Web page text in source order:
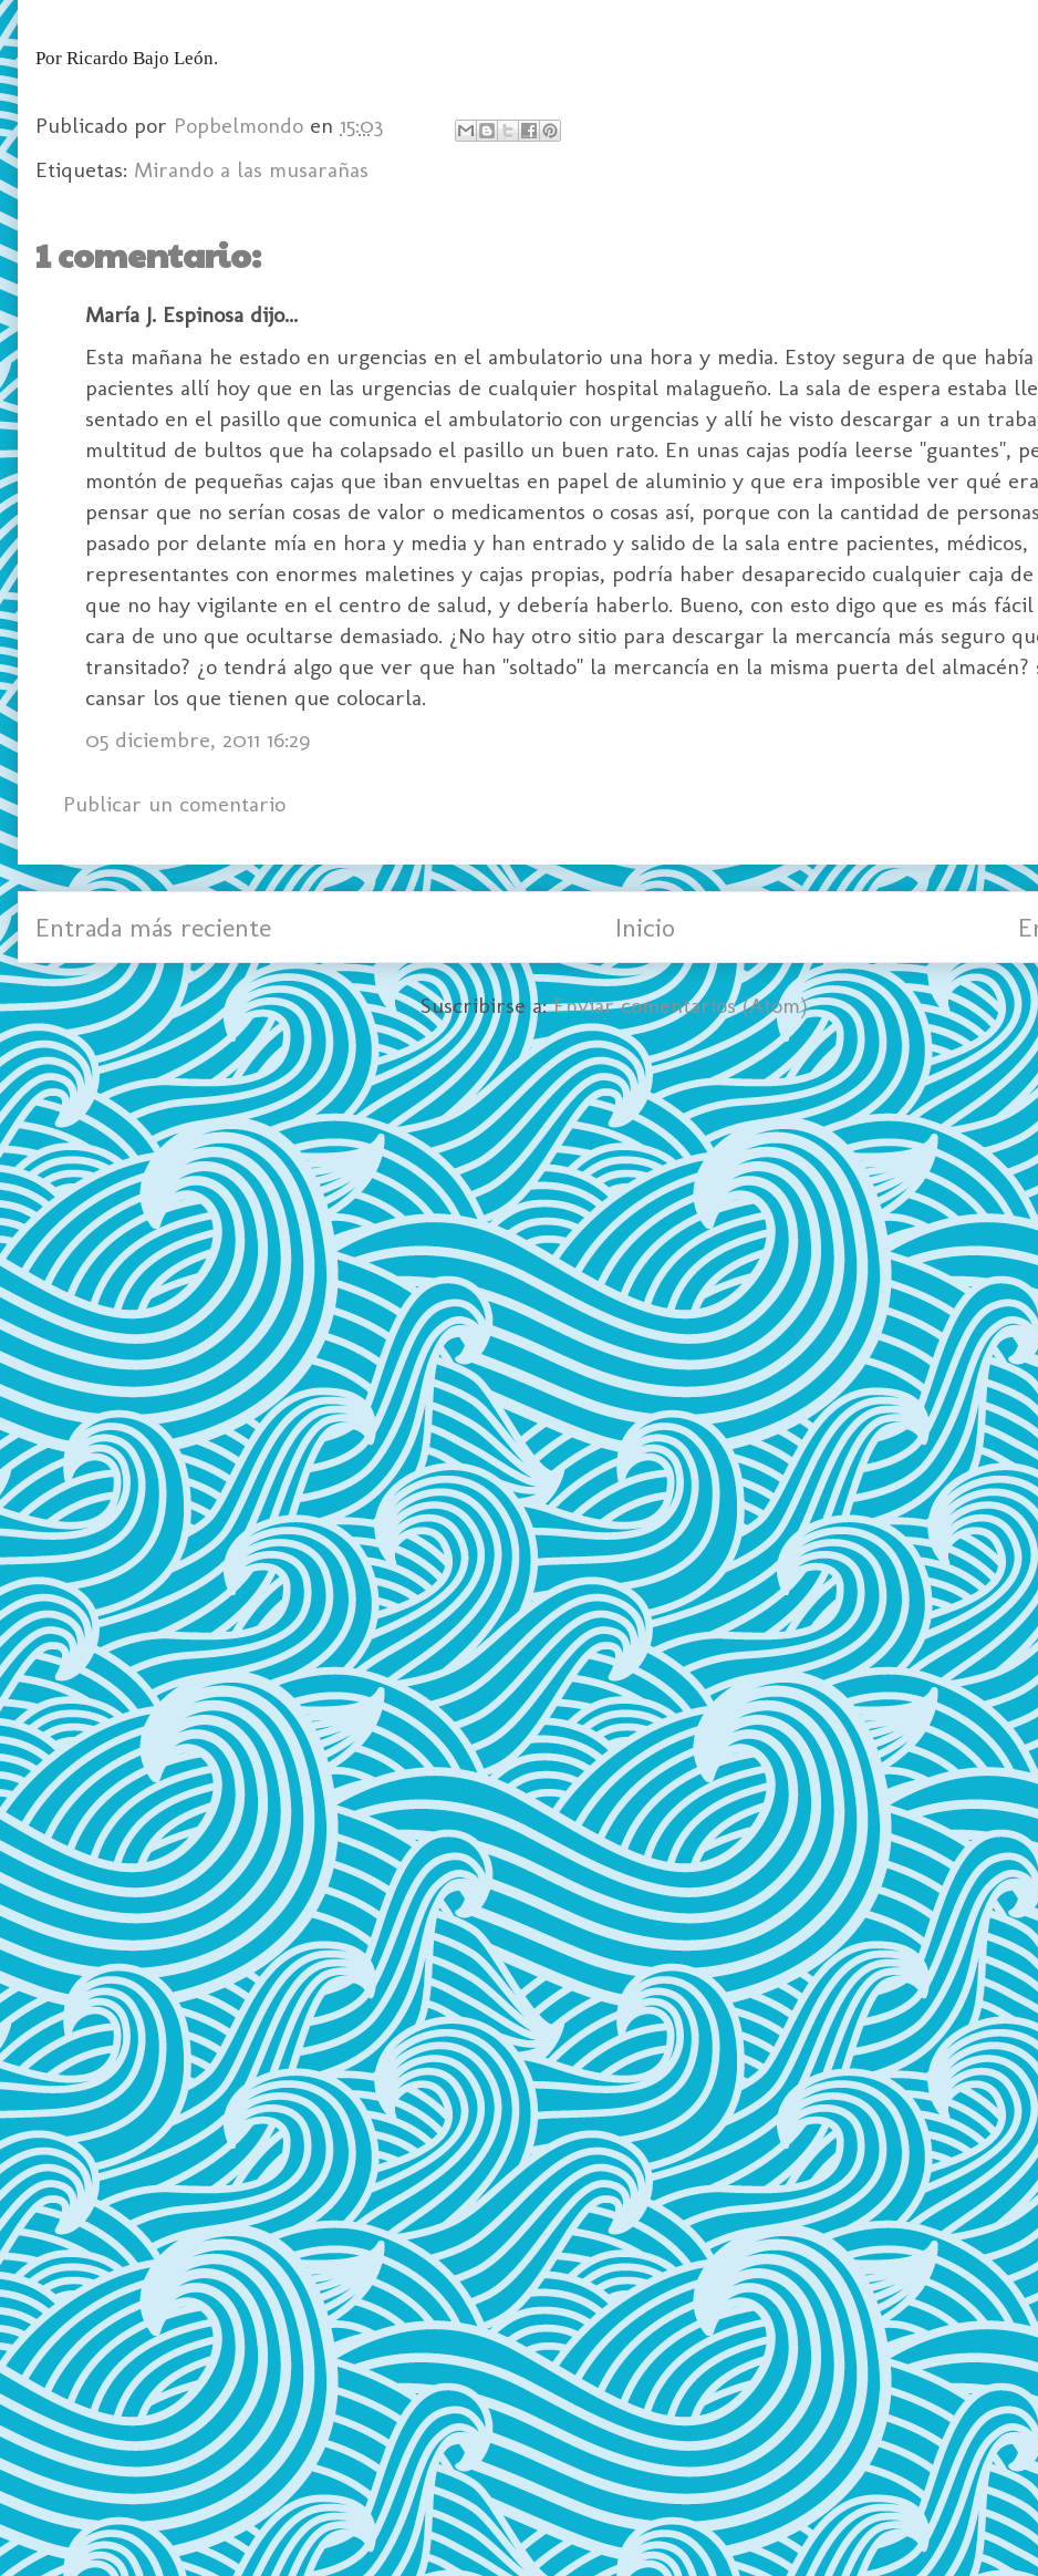
Por Ricardo Bajo León.
Publicado por Popbelmondo en 15:03
Etiquetas: Mirando a las musarañas
1 comentario:
María J. Espinosa dijo...
Esta mañana he estado en urgencias en el ambulatorio una hora y media. Estoy segura de que había
pacientes allí hoy que en las urgencias de cualquier hospital malagueño. La sala de espera estaba
sentado en el pasillo que comunica el ambulatorio con urgencias y allí he visto descargar a un
multitud de bultos que ha colapsado el pasillo un buen rato. En unas cajas podía leerse "guantes",
montón de pequeñas cajas que iban envueltas en papel de aluminio y que era imposible ver qué
pensar que no serían cosas de valor o medicamentos o cosas así, porque con la cantidad de
pasado por delante mía en hora y media y han entrado y salido de la sala entre pacientes, médicos,
representantes con enormes maletines y cajas propias, podría haber desaparecido cualquier caja
que no hay vigilante en el centro de salud, y debería haberlo. Bueno, con esto digo que es más
cara de uno que ocultarse demasiado. ¿No hay otro sitio para descargar la mercancía más seguro
transitado? ¿o tendrá algo que ver que han "soltado" la mercancía en la misma puerta del almacén?
cansar los que tienen que colocarla.
05 diciembre, 2011 16:29
Publicar un comentario
Entrada más reciente Inicio
Suscribirse a:Enviar comentarios (Atom)